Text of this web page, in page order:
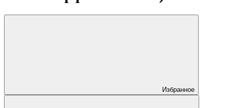
Избранное